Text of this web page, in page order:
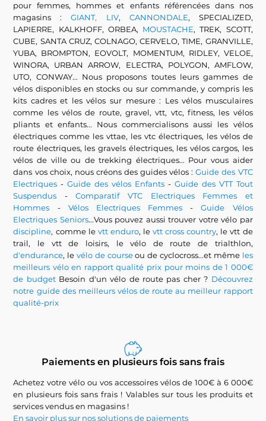
pour femmes, hommes et enfants référencées dans nos
magasins :GIANT, LIV, CANNONDALE, SPECIALIZED,
LAPIERRE, KALKHOFF, ORBEA, MOUSTACHE, TREK, SCOTT,
CUBE, SANTA CRUZ, COLNAGO, CERVELO, TIME, GRANVILLE,
YUBA, BROMPTON, EOVOLT, MOMENTUM, RIDLEY, VELOE,
WINORA, URBAN ARROW, ELECTRA, POLYGON, AMFLOW,
UTO, CONWAY... Nous proposons toutes leurs gammes de
vélos disponibles en stocks ou sur commande, y compris les
kits cadres et les vélos sur mesure : Les vélos musculaires
comme les vélos de route, gravel, vtt, vtc, fitness, les vélos
pliants et enfants... Nous commercialisons aussi les vélos
électriques comme les vttae, les vtc électriques, les vélos de
route électriques, les gravels électriques, les vélos cargos, les
vélos de ville ou de trekking électriques... Pour vous aider
dans vos choix, nous créons des guides vélos :Guide des VTC
Electriques -Guide des vélos Enfants - Guide des VTT Tout
Suspendus -Comparatif VTC Electriques Femmes et
Hommes - Vélos Electriques Femmes -Guide Vélos
Electriques Seniors...Vous pouvez aussi trouver votre vélo par
discipline, comme le vtt enduro, levtt cross country, le vtt de
trail, le vtt de loisirs, le vélo de route de trialthlon,
d'endurance, levélo de courseou de cyclocross...et même les
meilleurs vélo en rapport qualité prix pour moins de 1 000€
de budgetBesoin d'un vélo de route pas cher ? Découvrez
notre guide des meilleurs vélos de route au meilleur rapport
qualité-prix
Paiements en plusieurs fois sans frais
Achetez votre vélo ou vos accessoires vélos de 100€ à 6 000€
en plusieurs fois sans frais ! Valables sur tous les produits et
services vendus en magasins !
En savoir plus sur nos solutions de paiements